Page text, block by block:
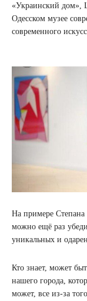
«Украинский дом»,
Одесском музее
современного
На примере Степана
можно ещё раз
уникальных и
Кто знает, может
нашего города,
может, все из-за